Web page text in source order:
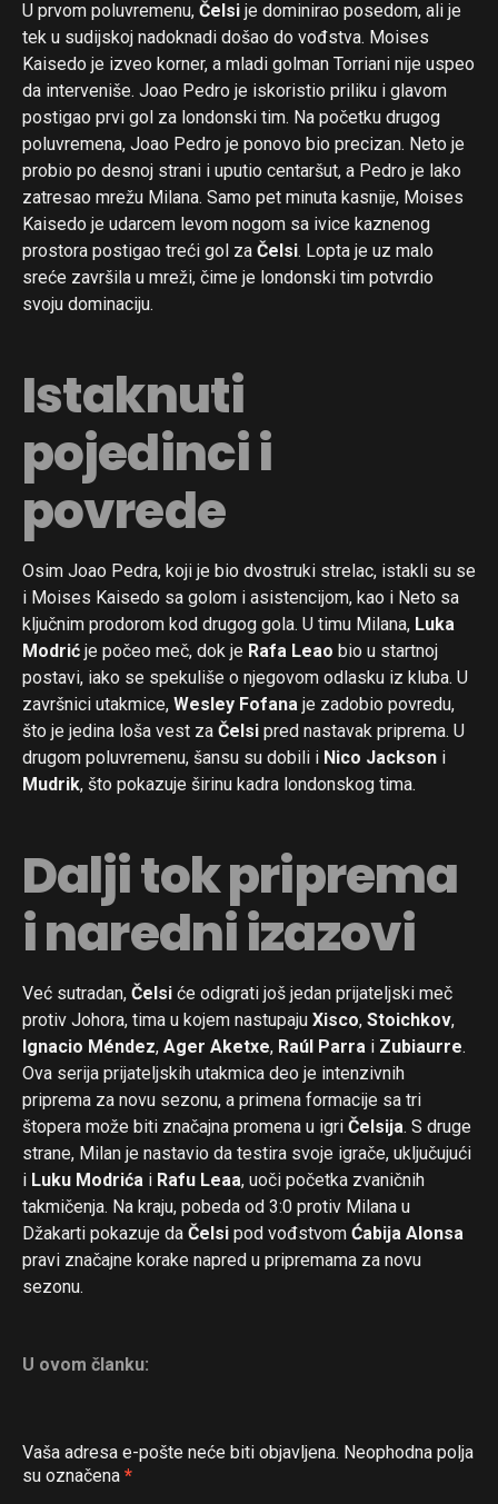
U prvom poluvremenu, Čelsi je dominirao posedom, ali je
tek u sudijskoj nadoknadi došao do vođstva. Moises
Kaisedo je izveo korner, a mladi golman Torriani nije uspeo
da interveniše. Joao Pedro je iskoristio priliku i glavom
postigao prvi gol za londonski tim. Na početku drugog
poluvremena, Joao Pedro je ponovo bio precizan. Neto je
probio po desnoj strani i uputio centaršut, a Pedro je lako
zatresao mrežu Milana. Samo pet minuta kasnije, Moises
Kaisedo je udarcem levom nogom sa ivice kaznenog
prostora postigao treći gol za Čelsi. Lopta je uz malo
sreće završila u mreži, čime je londonski tim potvrdio
svoju dominaciju.
Istaknuti
pojedinci i
povrede
Osim Joao Pedra, koji je bio dvostruki strelac, istakli su se
i Moises Kaisedo sa golom i asistencijom, kao i Neto sa
ključnim prodorom kod drugog gola. U timu Milana, Luka
Modrić je počeo meč, dok je Rafa Leao bio u startnoj
postavi, iako se spekuliše o njegovom odlasku iz kluba. U
završnici utakmice, Wesley Fofana je zadobio povredu,
što je jedina loša vest za Čelsi pred nastavak priprema. U
drugom poluvremenu, šansu su dobili i Nico Jackson i
Mudrik, što pokazuje širinu kadra londonskog tima.
Dalji tok priprema
i naredni izazovi
Već sutradan, Čelsi će odigrati još jedan prijateljski meč
protiv Johora, tima u kojem nastupaju Xisco, Stoichkov,
Ignacio Méndez, Ager Aketxe, Raúl Parra i Zubiaurre.
Ova serija prijateljskih utakmica deo je intenzivnih
priprema za novu sezonu, a primena formacije sa tri
štopera može biti značajna promena u igri Čelsija. S druge
strane, Milan je nastavio da testira svoje igrače, uključujući
i Luku Modrića i Rafu Leaa, uoči početka zvaničnih
takmičenja. Na kraju, pobeda od 3:0 protiv Milana u
Džakarti pokazuje da Čelsi pod vođstvom Ćabija Alonsa
pravi značajne korake napred u pripremama za novu
sezonu.
U ovom članku:
Vaša adresa e-pošte neće biti objavljena. Neophodna polja
su označena *